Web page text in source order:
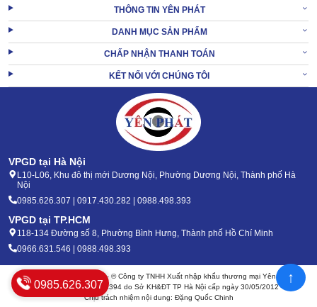
Nơi để máy phải khô thoáng, ít bụi bẩn, cách xa nguồn nhiệt
cao.
Không để máy tại phòng kín vì sẽ làm ảnh hưởng đến lưu
Chạy máy với mức áp lực khí định mức từ nhà sản xuất.
Thường xuyên mở van xả nước dưới đáy bình để loại bỏ
nước lẫn trong khí nén.
Nếu muốn di chuyển máy đi xa hay sửa chữa, cần xả hết khí
nén trong bình ra trước.
Định kỳ kiểm tra, vệ sinh, bảo trì tổng thể máy nén khí.
3. Yên Phát - địa chỉ bán máy nén khí không dầu
Pegasus TM- OF1100x3-180L #1
Tổng kho máy móc Yên Phát - Đơn vị hơn 13 năm chuyên bán
thiết bị công nghiệp. Đơn vị là địa chỉ cung ứng
Pegasusuy tín #1 hiện na
THÔNG TIN YÊN PHÁT
DANH MỤC SẢN PHẨM
CHẤP NHẬN THANH TOÁN
KẾT NỐI VỚI CHÚNG TÔI
VPGD tại Hà Nội
L10-L06, Khu đô thị mới Dương Nội, Phường Dương Nội, Thành phố Hà
Nội
0985.626.307 | 0917.430.282 | 0988.498.393
VPGD tại TP.HCM
118-134 Đường số 8, Phường Bình Hưng, Thành phố Hồ Chí Minh
0966.631.546 | 0988.498.393
Bản quyền 2020 - 2026 – © Công ty TNHH Xuất nhập khẩu thương mại Yên Phát
Mã số thuế: 0105904394 do Sở KH&ĐT TP Hà Nội cấp ngày 30/05/2012
Chịu trách nhiệm nội dung: Đặng Quốc Chinh
0985.626.307 ↑